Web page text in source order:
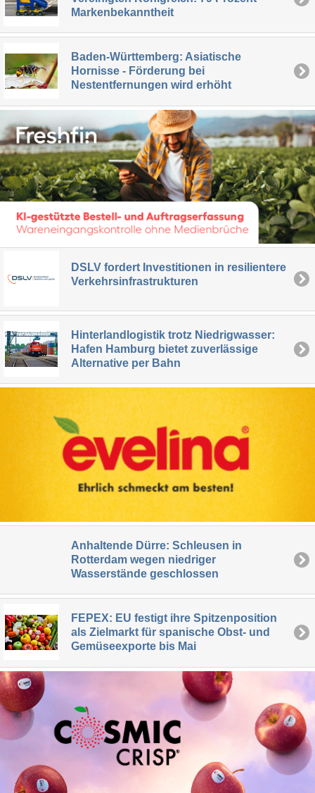
Markenbekanntheit
Baden-Württemberg: Asiatische
Hornisse - Förderung bei
Nestentfernungen wird erhöht
DSLV fordert Investitionen in resilientere
Verkehrsinfrastrukturen
Hinterlandlogistik trotz Niedrigwasser:
Hafen Hamburg bietet zuverlässige
Alternative per Bahn
Anhaltende Dürre: Schleusen in
Rotterdam wegen niedriger
Wasserstände geschlossen
FEPEX: EU festigt ihre Spitzenposition
als Zielmarkt für spanische Obst- und
Gemüseexporte bis Mai